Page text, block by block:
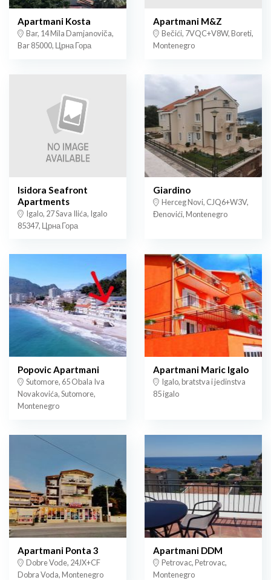
Apartmani Kosta
Bar, 14 Mila Damjanoviča,
Bar 85000, Црна Гора
Apartmani M&Z
Bečići, 7VQC+V8W, Boreti,
Montenegro
Isidora Seafront
Apartments
Igalo, 27 Sava Ilića, Igalo
85347, Црна Гора
Giardino
Herceg Novi, CJQ6+W3V,
Đenovići, Montenegro
Popovic Apartmani
Sutomore, 65 Obala Iva
Novakovića, Sutomore,
Montenegro
Apartmani Maric Igalo
Igalo, bratstva i jedinstva
85 igalo
Apartmani Ponta 3
Dobre Vode, 24JX+CF
Dobra Voda, Montenegro
Apartmani DDM
Petrovac, Petrovac,
Montenegro